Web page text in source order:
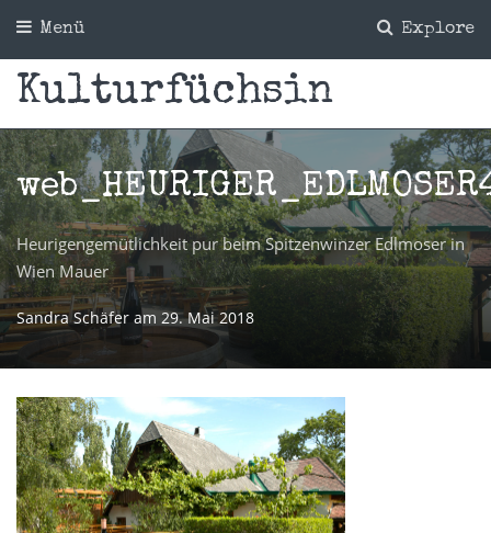
Explore
Menü
Kulturfüchsin
Heurigengemütlichkeit pur beim Spitzenwinzer Edlmoser in
Wien Mauer
Sandra Schäfer am 29. Mai 2018